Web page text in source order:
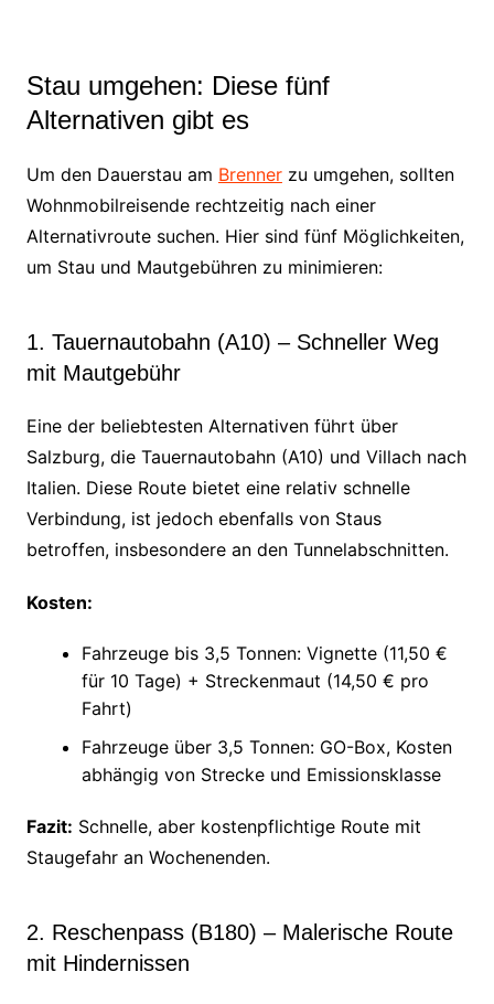
Stau umgehen: Diese fünf
Alternativen gibt es
Um den Dauerstau am Brennerzu umgehen, sollten
Wohnmobilreisende rechtzeitig nach einer
Alternativroute suchen. Hier sind fünf Möglichkeiten,
um Stau und Mautgebühren zu minimieren:
1. Tauernautobahn (A10) – Schneller Weg
mit Mautgebühr
Eine der beliebtesten Alternativen führt über
Salzburg, die Tauernautobahn (A10) und Villach nach
Italien. Diese Route bietet eine relativ schnelle
Verbindung, ist jedoch ebenfalls von Staus
betroffen, insbesondere an den Tunnelabschnitten.
Kosten:
Fahrzeuge bis 3,5 Tonnen: Vignette (11,50 €
für 10 Tage) + Streckenmaut (14,50 € pro
Fahrt)
Fahrzeuge über 3,5 Tonnen: GO-Box, Kosten
abhängig von Strecke und Emissionsklasse
Fazit: Schnelle, aber kostenpflichtige Route mit
Staugefahr an Wochenenden.
2. Reschenpass (B180) – Malerische Route
mit Hindernissen